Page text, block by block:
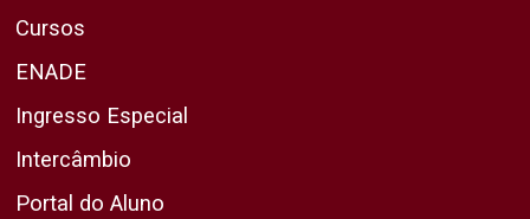
Cursos
ENADE
Ingresso Especial
Intercâmbio
Portal do Aluno